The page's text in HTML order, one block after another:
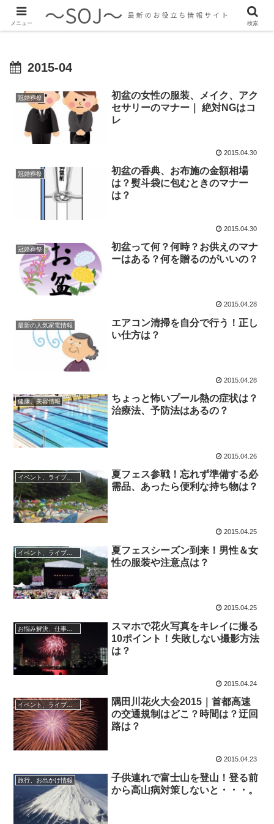
最新のトレンド情報、生活に役立つ情報をご紹介します
2015-04
冠婚葬祭
初盆の女性の服装、メイク、アク
セサリーのマナー｜ 絶対NGはコ
レ
2015.04.30
冠婚葬祭
初盆の香典、お布施の金額相場
は？熨斗袋に包むときのマナー
は？
2015.04.30
冠婚葬祭
初盆って何？何時？お供えのマナ
ーはある？何を贈るのがいいの？
2015.04.28
最新の人気家電情報
エアコン清掃を自分で行う！正し
い仕方は？
2015.04.28
健康、美容情報
ちょっと怖いプール熱の症状は？
治療法、予防法はあるの？
2015.04.26
イベント、ライブ最新情報
夏フェス参戦！忘れず準備する必
需品、あったら便利な持ち物は？
2015.04.25
イベント、ライブ最新情報
夏フェスシーズン到来！男性＆女
性の服装や注意点は？
2015.04.25
お悩み解決、仕事に役立つ情報
スマホで花火写真をキレイに撮る
10ポイント！失敗しない撮影方法
は？
2015.04.24
イベント、ライブ最新情報
隅田川花火大会2015｜首都高速
の交通規制はどこ？時間は？迂回
路は？
2015.04.23
旅行、お出かけ情報
子供連れで富士山を登山！登る前
から高山病対策しないと・・・。
メニュー 検索